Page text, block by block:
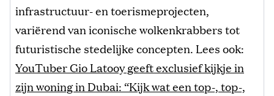
infrastructuur- en toerismeprojecten,
variërend van iconische wolkenkrabbers tot
futuristische stedelijke concepten. Lees ook:
YouTuber Gio Latooy geeft exclusief kijkje in
zijn woning in Dubai: “Kijk wat een top-, top-,